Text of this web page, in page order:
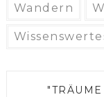
Wandern